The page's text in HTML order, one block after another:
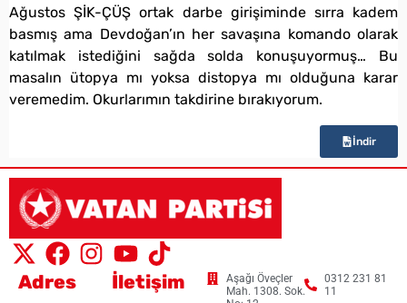
Ağustos ŞİK-ÇÜŞ ortak darbe girişiminde sırra kadem
basmış ama Devdoğan’ın her savaşına komando olarak
katılmak istediğini sağda solda konuşuyormuş… Bu
masalın ütopya mı yoksa distopya mı olduğuna karar
veremedim. Okurlarımın takdirine bırakıyorum.
İndir
Adres
Aşağı Öveçler
Mah. 1308. Sok.
İletişim
0312 231 81
11